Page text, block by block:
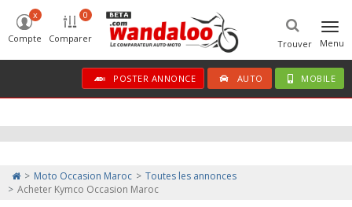
Menu
Trouver
x
Compte
0
Comparer
POSTER ANNONCE AUTO MOBILE
Moto Occasion Maroc
Toutes les annonces
Acheter Kymco Occasion Maroc